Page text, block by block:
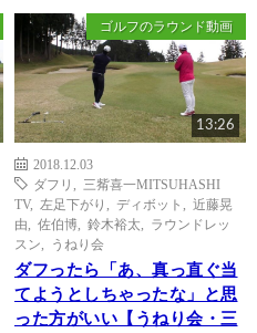
ゴルフのラウンド動画
13:26
2018.12.03
ダフリ
三觜喜一MITSUHASHI
TV, 左足下がり ディボット
近藤晃
由
佐伯博 鈴木裕太
ラウンドレッ
スン
うねり会
ダフったら「あ、真っ直ぐ当
てようとしちゃったな」と思
った方がいい【うねり会・三